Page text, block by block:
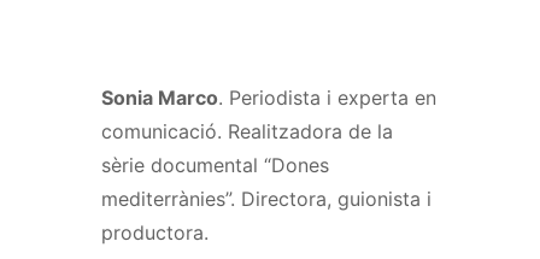
Sonia Marco. Periodista i experta en
comunicació. Realitzadora de la
sèrie documental “Dones
mediterrànies”. Directora, guionista i
productora.